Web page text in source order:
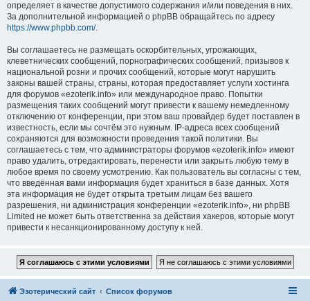
определяет в качестве допустимого содержания и/или поведения в них.
За дополнительной информацией о phpBB обращайтесь по адресу
https://www.phpbb.com/.
Вы соглашаетесь не размещать оскорбительных, угрожающих,
клеветнических сообщений, порнографических сообщений, призывов к
национальной розни и прочих сообщений, которые могут нарушить
законы вашей страны, страны, которая предоставляет услуги хостинга
для форумов «ezoterik.info» или международное право. Попытки
размещения таких сообщений могут привести к вашему немедленному
отключению от конференции, при этом ваш провайдер будет поставлен в
известность, если мы сочтём это нужным. IP-адреса всех сообщений
сохраняются для возможности проведения такой политики. Вы
соглашаетесь с тем, что администраторы форумов «ezoterik.info» имеют
право удалить, отредактировать, перенести или закрыть любую тему в
любое время по своему усмотрению. Как пользователь вы согласны с тем,
что введённая вами информация будет храниться в базе данных. Хотя
эта информация не будет открыта третьим лицам без вашего
разрешения, ни администрация конференции «ezoterik.info», ни phpBB
Limited не может быть ответственна за действия хакеров, которые могут
привести к несанкционированному доступу к ней.
Эзотерический сайт Список форумов